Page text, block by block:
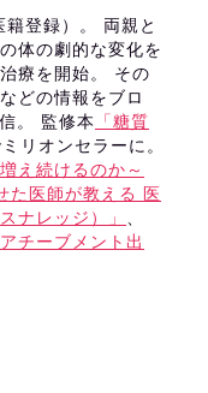
登録）。 両親と
体の劇的な変化を
療を開始。 その
どの情報をブロ
。 監修本
「糖質
リオンセラーに。
え続けるのか～
た医師が教える 医
ナレッジ）」 、
チーブメント出